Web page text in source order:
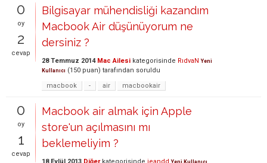
0
oy
2
cevap
Bilgisayar mühendisliği kazandım
Macbook Air düşünüyorum ne
dersiniz ?
28 Temmuz 2014 Mac Ailesi kategorisinde RıdvaN Yeni
Kullanıcı (150 puan) tarafından soruldu
macbook
- air macbookair
0
oy
1
cevap
Macbook air almak için Apple
store'un açılmasını mı
beklemeliyim ?
Yeni Kullanıcı